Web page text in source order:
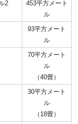
2
453平方メート
ル
93平方メート
ル
70平方メート
ル
（40畳）
30平方メート
ル
（18畳）